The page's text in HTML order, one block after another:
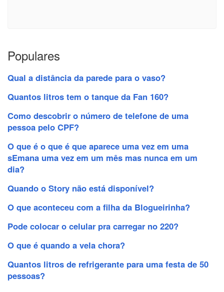
Populares
Qual a distância da parede para o vaso?
Quantos litros tem o tanque da Fan 160?
Como descobrir o número de telefone de uma
pessoa pelo CPF?
O que é o que é que aparece uma vez em uma
sEmana uma vez em um mês mas nunca em um
dia?
Quando o Story não está disponível?
O que aconteceu com a filha da Blogueirinha?
Pode colocar o celular pra carregar no 220?
O que é quando a vela chora?
Quantos litros de refrigerante para uma festa de 50
pessoas?